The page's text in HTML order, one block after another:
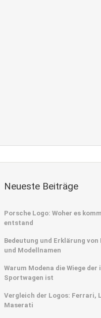
Neueste Beiträge
Porsche Logo: Woher es
entstand
Bedeutung und Erklärung
und Modellnamen
Warum Modena die Wiege
Sportwagen ist
Vergleich der Logos: Ferrari,
Maserati